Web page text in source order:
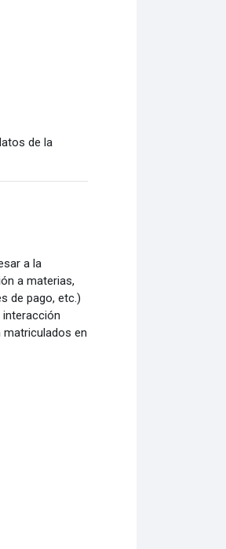
de la
a la
a materias,
de pago, etc.)
interacción
en